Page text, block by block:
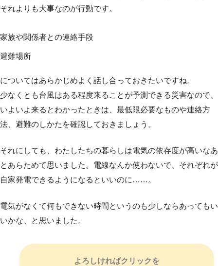
それよりも大事なのが行動です。
家族や関係者との連絡手段
避難場所
についてはあらかじめよく話し合っておきたいですね。
少なくとも台風はある程度来ることが予測できる災害なので、
いよいよ来るとわかったときは、最低限必要なものや連絡方
法、避難のしかたを確認しておきましょう。
それにしても、わたしたちの暮らしは電気の依存度が高いなあ
とあらためて思いました。電線なんか使わないで、それぞれが
自家発電できるようになるといいのに……。
電気がなくて何もできない時間というのも少しならあってもい
いかな、と思いました。
よろしければクリックを